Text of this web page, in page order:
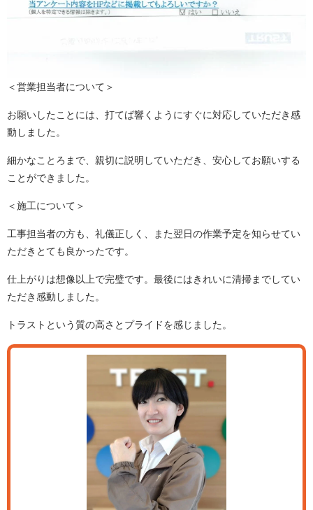
＜営業担当者について＞
お願いしたことには、打てば響くようにすぐに対応していただき感
動しました。
細かなことろまで、親切に説明していただき、安心してお願いする
ことができました。
＜施工について＞
工事担当者の方も、礼儀正しく、また翌日の作業予定を知らせてい
ただきとても良かったです。
仕上がりは想像以上で完璧です。最後にはきれいに清掃までしてい
ただき感動しました。
トラストという質の高さとプライドを感じました。